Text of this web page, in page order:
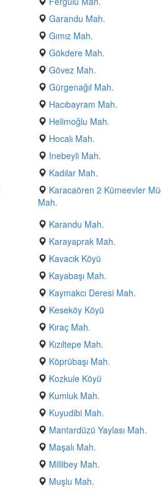
Garandu Mah.
Gımız Mah.
Gökdere Mah.
Gövez Mah.
Gürgenağıl Mah.
Hacıbayram Mah.
Helimoğlu Mah.
Hocalı Mah.
Inebeyli Mah.
Kadılar Mah.
Karacaören 2 Kümeevler
Mah.
Karandu Mah.
Karayaprak Mah.
Kavacık Köyü
Kayabaşı Mah.
Kaymakcı Deresi Mah.
Keseköy Köyü
Kıraç Mah.
Kızıltepe Mah.
Köprübaşı Mah.
Kozkule Köyü
Kumluk Mah.
Kuyudibi Mah.
Mantardüzü Yaylası Mah.
Maşalı Mah.
Millibey Mah.
Muşlu Mah.